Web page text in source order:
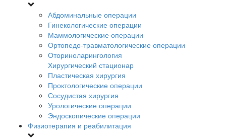
Абдоминальные операции
Гинекологические операции
Маммологические операции
Ортопедо-травматологические операции
Оториноларингология
Хирургический стационар
Пластическая хирургия
Проктологические операции
Сосудистая хирургия
Урологические операции
Эндоскопические операции
Физиотерапия и реабилитация